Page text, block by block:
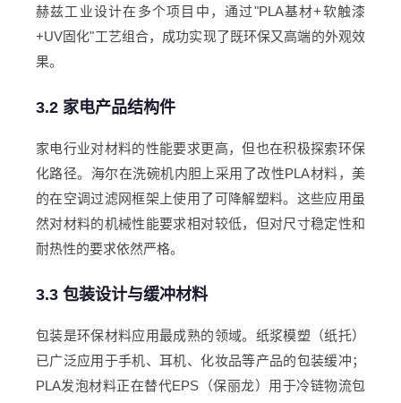
赫兹工业设计在多个项目中，通过"PLA基材+软触漆
+UV固化"工艺组合，成功实现了既环保又高端的外观效
果。
3.2 家电产品结构件
家电行业对材料的性能要求更高，但也在积极探索环保
化路径。海尔在洗碗机内胆上采用了改性PLA材料，美
的在空调过滤网框架上使用了可降解塑料。这些应用虽
然对材料的机械性能要求相对较低，但对尺寸稳定性和
耐热性的要求依然严格。
3.3 包装设计与缓冲材料
包装是环保材料应用最成熟的领域。纸浆模塑（纸托）
已广泛应用于手机、耳机、化妆品等产品的包装缓冲；
PLA发泡材料正在替代EPS（保丽龙）用于冷链物流包